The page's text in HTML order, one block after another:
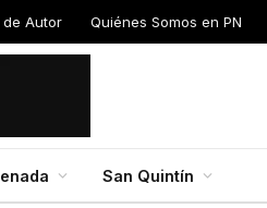
Autor Quiénes Somos en PN
San Quintín